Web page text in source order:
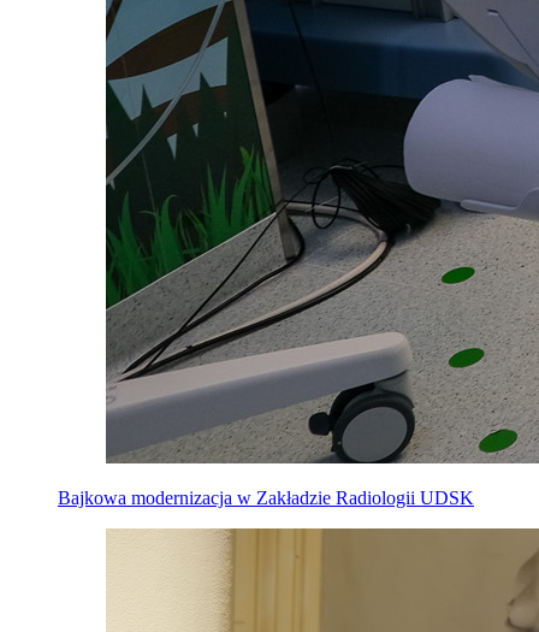
Bajkowa modernizacja w Zakładzie Radiologii UDSK